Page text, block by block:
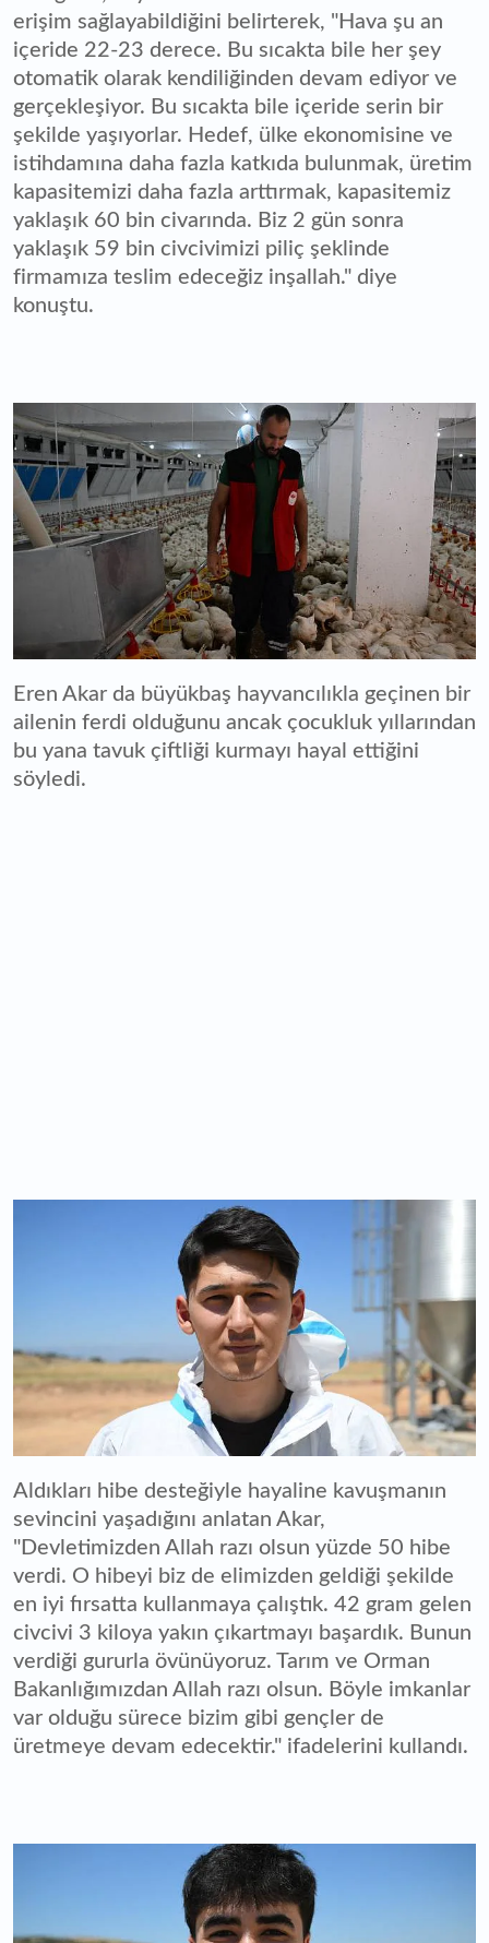
erişim sağlayabildiğini belirterek, "Hava şu an
içeride 22-23 derece. Bu sıcakta bile her şey
otomatik olarak kendiliğinden devam ediyor ve
gerçekleşiyor. Bu sıcakta bile içeride serin bir
şekilde yaşıyorlar. Hedef, ülke ekonomisine ve
istihdamına daha fazla katkıda bulunmak, üretim
kapasitemizi daha fazla arttırmak, kapasitemiz
yaklaşık 60 bin civarında. Biz 2 gün sonra
yaklaşık 59 bin civcivimizi piliç şeklinde
firmamıza teslim edeceğiz inşallah." diye
konuştu.
Eren Akar da büyükbaş hayvancılıkla geçinen bir
ailenin ferdi olduğunu ancak çocukluk yıllarından
bu yana tavuk çiftliği kurmayı hayal ettiğini
söyledi.
Aldıkları hibe desteğiyle hayaline kavuşmanın
sevincini yaşadığını anlatan Akar,
"Devletimizden Allah razı olsun yüzde 50 hibe
verdi. O hibeyi biz de elimizden geldiği şekilde
en iyi fırsatta kullanmaya çalıştık. 42 gram gelen
civcivi 3 kiloya yakın çıkartmayı başardık. Bunun
verdiği gururla övünüyoruz. Tarım ve Orman
Bakanlığımızdan Allah razı olsun. Böyle imkanlar
var olduğu sürece bizim gibi gençler de
üretmeye devam edecektir." ifadelerini kullandı.